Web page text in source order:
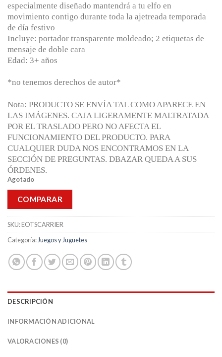
especialmente diseñado mantendrá a tu elfo en
movimiento contigo durante toda la ajetreada temporada
de día festivo
Incluye: portador transparente moldeado; 2 etiquetas de
mensaje de doble cara
Edad: 3+ años
*no tenemos derechos de autor*
Nota: PRODUCTO SE ENVÍA TAL COMO APARECE EN
LAS IMÁGENES. CAJA LIGERAMENTE MALTRATADA
POR EL TRASLADO PERO NO AFECTA EL
FUNCIONAMIENTO DEL PRODUCTO. PARA
CUALQUIER DUDA NOS ENCONTRAMOS EN LA
SECCIÓN DE PREGUNTAS. DBAZAR QUEDA A SUS
ÓRDENES.
Agotado
COMPARAR
SKU:EOTSCARRIER
Categoría:Juegos y Juguetes
DESCRIPCIÓN
INFORMACIÓN ADICIONAL
VALORACIONES (0)